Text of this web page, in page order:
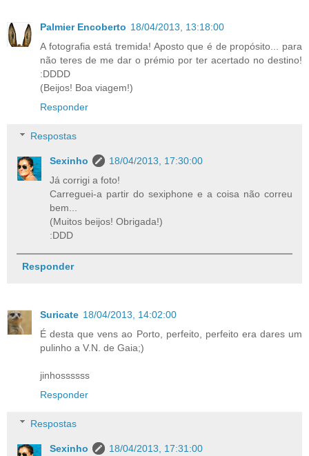
Palmier Encoberto 18/04/2013, 13:18:00
A fotografia está tremida! Aposto que é de propósito... para
não teres de me dar o prémio por ter acertado no destino!
:DDDD
(Beijos! Boa viagem!)
Responder
Respostas
Sexinho
18/04/2013, 17:30:00
Já corrigi a foto!
Carreguei-a partir do sexiphone e a coisa não correu
bem...
(Muitos beijos! Obrigada!)
:DDD
Responder
Suricate 18/04/2013, 14:02:00
É desta que vens ao Porto, perfeito, perfeito era dares um
pulinho a V.N. de Gaia;)
jinhossssss
Responder
Respostas
Sexinho
18/04/2013, 17:31:00